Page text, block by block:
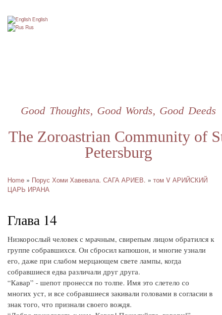
The Zoroastrian Community of
Petersburg
Good Thoughts, Good Words, Good Deeds
English
Rus
Breadcrumb
Home Порус Хоми Хавевала. САГА АРИЕВ.
том V АРИЙСКИЙ
ЦАРЬ ИРАНА
Глава 14
Низкорослый человек с мрачным, свирепым лицом обратился к
группе собравшихся. Он сбросил капюшон, и многие узнали
его, даже при слабом мерцающем свете лампы, когда
собравшиеся едва различали друг друга.
“Кавар” - шепот пронесся по толпе. Имя это слетело со
многих уст, и все собравшиеся закивали головами в согласии в
знак того, что признали своего вождя.